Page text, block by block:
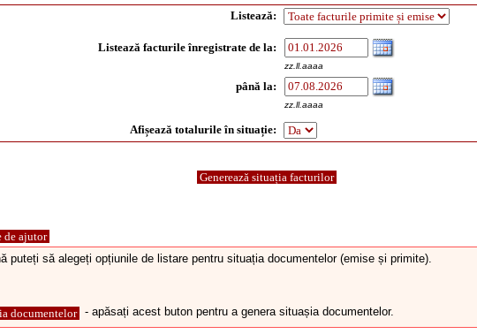
Listează:
Listează facturile înregistrate de la:
zz.ll.aaaa
până la:
zz.ll.aaaa
Afișează totalurile în situație:
Generează situația facturilor
de ajutor
puteți să alegeți opțiunile de listare pentru situația documentelor (emise și primite).
documentelor - apăsați acest buton pentru a genera situașia documentelor.